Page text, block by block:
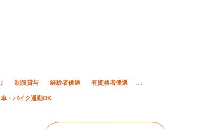
制服貸与 経験者優遇 有資格者優遇
車・バイク通勤OK